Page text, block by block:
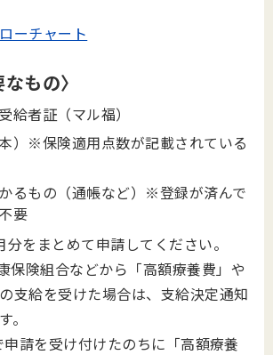
ーチャート
もの〉
給者証（マル福）
）※保険適用点数が記載されている
るもの（通帳など）※登録が済んで
要
をまとめて申請してください。
保険組合などから「高額療養費」や
支給を受けた場合は、支給決定通知
。
請を受け付けたのちに「高額療養